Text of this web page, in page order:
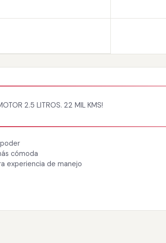
2.5 LITROS. 22 MIL KMS!
cómoda
experiencia de manejo